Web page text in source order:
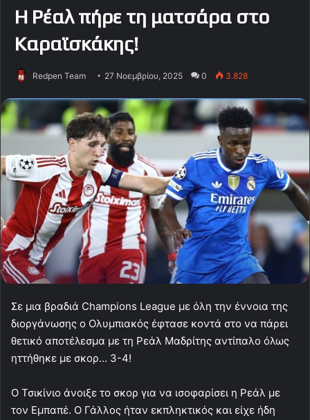
Η Ρέαλ πήρε τη ματσάρα στο
Καραϊσκάκης!
Redpen Team 27 Νοεμβρίου, 2025 0 3.828
Σε μια βραδιά Champions League με όλη την έννοια της
διοργάνωσης ο Ολυμπιακός έφτασε κοντά στο να πάρει
θετικό αποτέλεσμα με τη Ρεάλ Μαδρίτης αντίπαλο όλως
ηττήθηκε με σκορ… 3-4!
Ο Τσικίνιο άνοιξε το σκορ για να ισοφαρίσει η Ρεάλ με
τον Εμπαπέ. Ο Γάλλος ήταν εκπληκτικός και είχε ήδη